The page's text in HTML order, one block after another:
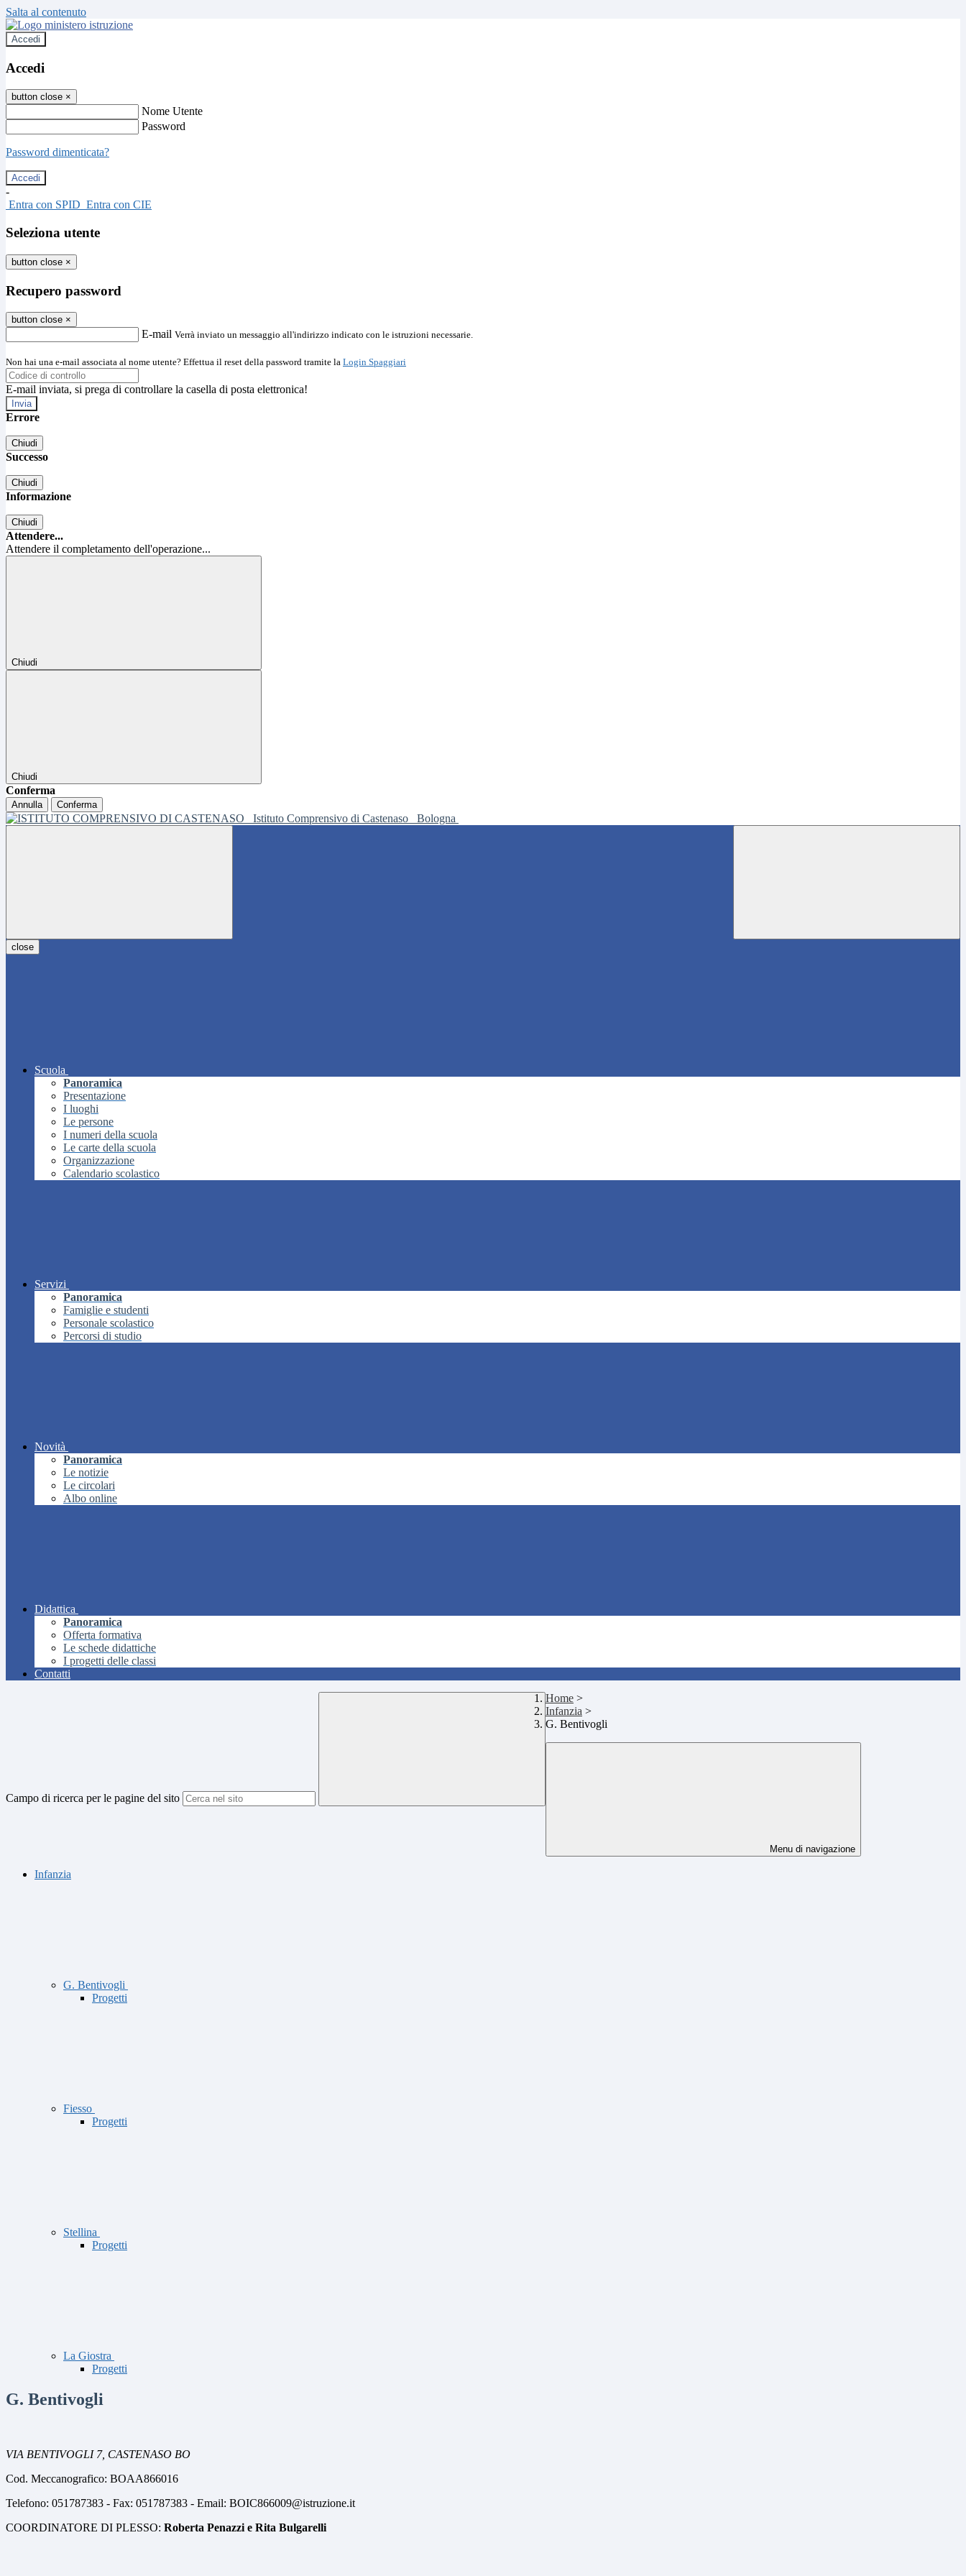
Salta al contenuto
Accedi
Accedi
button close ×
Nome Utente
Password
Password dimenticata?
-
Entra con SPID Entra con CIE
Seleziona utente
button close ×
Recupero password
button close ×
E-mail Verrà inviato un messaggio all'indirizzo indicato con le istruzioni necessarie.
Non hai una e-mail associata al nome utente? Effettua il reset della password tramite la Login Spaggiari
E-mail inviata, si prega di controllare la casella di posta elettronica!
Errore
Chiudi
Successo
Chiudi
Informazione
Chiudi
Attendere...
Attendere il completamento dell'operazione...
Chiudi
Chiudi
Conferma
Annulla Conferma
Istituto Comprensivo di Castenaso Bologna
close
Scuola
Panoramica
Presentazione
I luoghi
Le persone
I numeri della scuola
Le carte della scuola
Organizzazione
Calendario scolastico
Servizi
Panoramica
Famiglie e studenti
Personale scolastico
Percorsi di studio
Novità
Panoramica
Le notizie
Le circolari
Albo online
Didattica
Panoramica
Offerta formativa
Le schede didattiche
I progetti delle classi
Contatti
Campo di ricerca per le pagine del sito
Home >
Infanzia >
G. Bentivogli
Menu di navigazione
Infanzia
G. Bentivogli
Progetti
Fiesso
Progetti
Stellina
Progetti
La Giostra
Progetti
G. Bentivogli
VIA BENTIVOGLI 7, CASTENASO BO
Cod. Meccanografico: BOAA866016
Telefono: 051787383 - Fax: 051787383 - Email: BOIC866009@istruzione.it
COORDINATORE DI PLESSO: Roberta Penazzi e Rita Bulgarelli